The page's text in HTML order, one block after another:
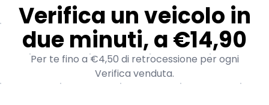
Verifica un veicolo in
due minuti, a €14,90
Per te fino a €4,50 di retrocessione per ogni
Verifica venduta.